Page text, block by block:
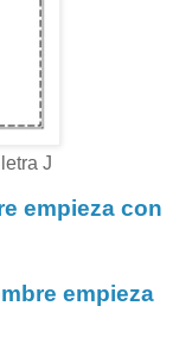
J
empieza con
empieza